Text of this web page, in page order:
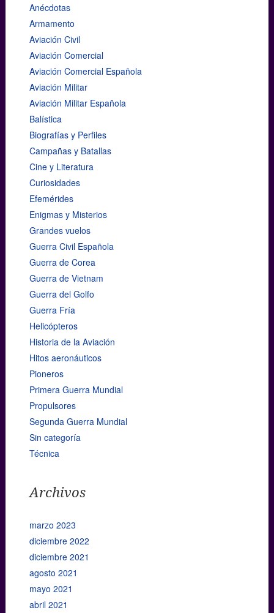
Anécdotas
Armamento
Aviación Civil
Aviación Comercial
Aviación Comercial Española
Aviación Militar
Aviación Militar Española
Balística
Biografías y Perfiles
Campañas y Batallas
Cine y Literatura
Curiosidades
Efemérides
Enigmas y Misterios
Grandes vuelos
Guerra Civil Española
Guerra de Corea
Guerra de Vietnam
Guerra del Golfo
Guerra Fría
Helicópteros
Historia de la Aviación
Hitos aeronáuticos
Pioneros
Primera Guerra Mundial
Propulsores
Segunda Guerra Mundial
Sin categoría
Técnica
Archivos
marzo 2023
diciembre 2022
diciembre 2021
agosto 2021
mayo 2021
abril 2021